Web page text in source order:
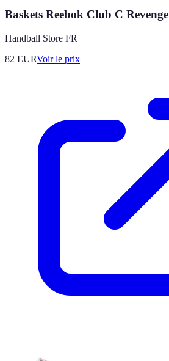
Baskets Reebok Club C Revenge
Handball Store FR
82 EURVoir le prix